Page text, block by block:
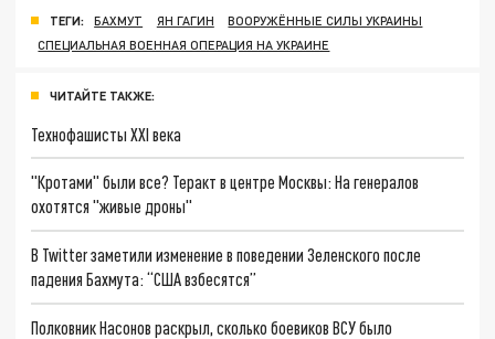
ТЕГИ: БАХМУТ ЯН ГАГИН
ВООРУЖЁННЫЕ СИЛЫ УКРАИНЫ
СПЕЦИАЛЬНАЯ ВОЕННАЯ ОПЕРАЦИЯ НА УКРАИНЕ
ЧИТАЙТЕ ТАКЖЕ:
Технофашисты XXI века
"Кротами" были все? Теракт в центре Москвы: На генералов
охотятся "живые дроны"
В Twitter заметили изменение в поведении Зеленского после
падения Бахмута: “США взбесятся”
Полковник Насонов раскрыл, сколько боевиков ВСУ было